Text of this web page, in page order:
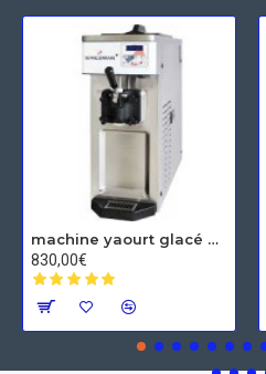
machine yaourt glacé Spaceman
830,00€